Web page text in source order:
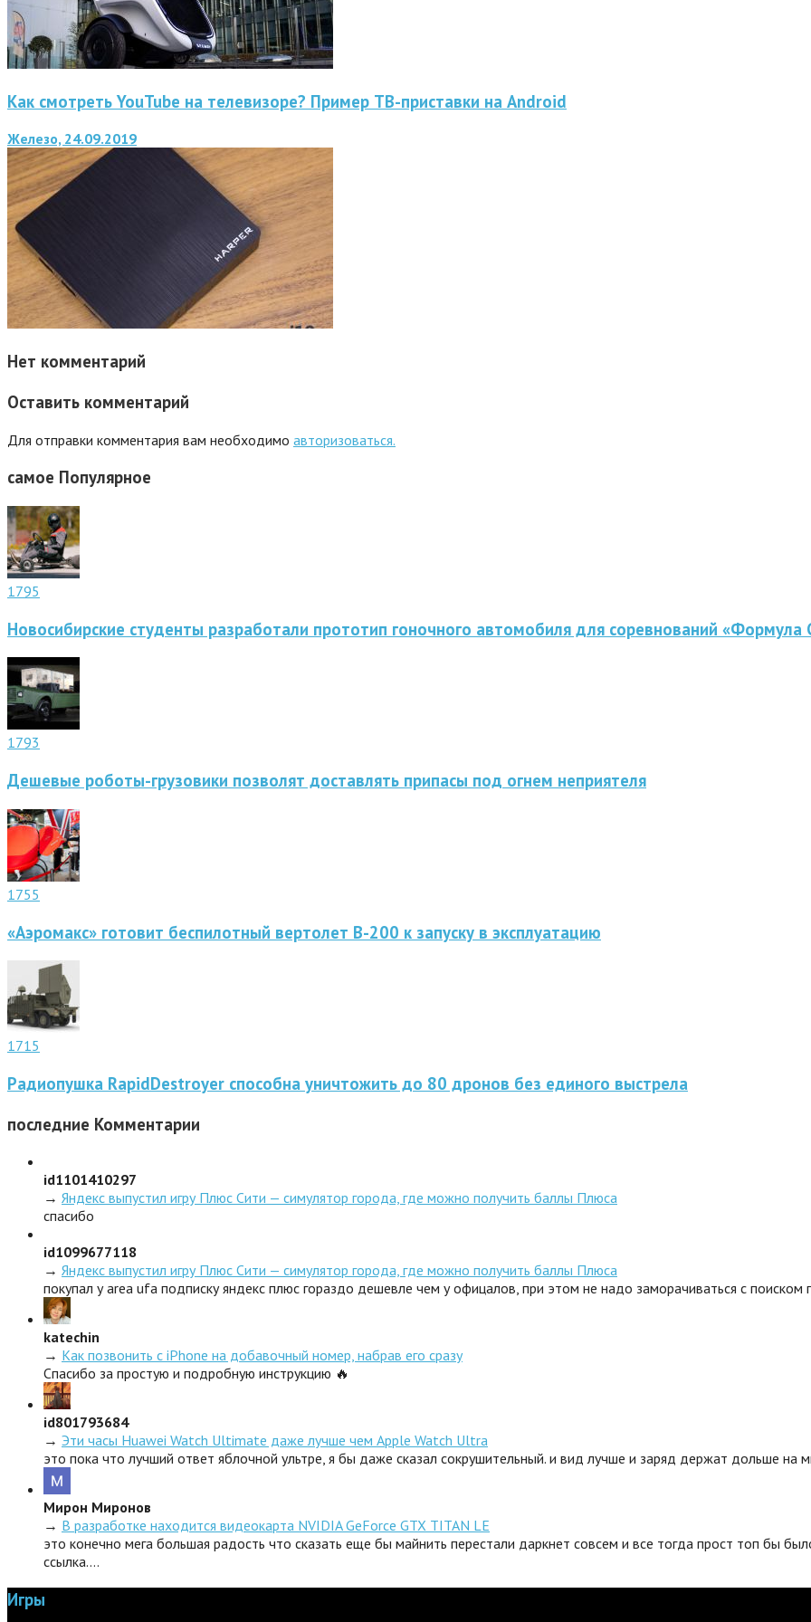
Как смотреть YouTube на телевизоре? Пример ТВ-приставки на Android
Железо, 24.09.2019
Нет комментарий
Оставить комментарий
Для отправки комментария вам необходимо авторизоваться.
самое Популярное
1795
Новосибирские студенты разработали прототип гоночного автомобиля для соревнований «Формула
1793
Дешевые роботы-грузовики позволят доставлять припасы под огнем неприятеля
1755
«Аэромакс» готовит беспилотный вертолет В-200 к запуску в эксплуатацию
1715
Радиопушка RapidDestroyer способна уничтожить до 80 дронов без единого выстрела
последние Комментарии
id1101410297
→ Яндекс выпустил игру Плюс Сити — симулятор города, где можно получить баллы Плюса
спасибо
id1099677118
→ Яндекс выпустил игру Плюс Сити — симулятор города, где можно получить баллы Плюса
покупал у area ufa подписку яндекс плюс гораздо дешевле чем у офицалов, при этом не надо заморачиваться с поиском
katechin
→ Как позвонить с iPhone на добавочный номер, набрав его сразу
Спасибо за простую и подробную инструкцию 🔥
id801793684
→ Эти часы Huawei Watch Ultimate даже лучше чем Apple Watch Ultra
это пока что лучший ответ яблочной ультре, я бы даже сказал сокрушительный. и вид лучше и заряд держат дольше на
Мирон Миронов
→ В разработке находится видеокарта NVIDIA GeForce GTX TITAN LE
это конечно мега большая радость что сказать еще бы майнить перестали даркнет совсем и все тогда прост топ бы
ссылка.…
Игры